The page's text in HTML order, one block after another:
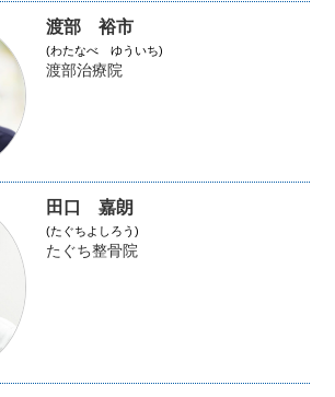
渡部 裕市
(わたなべ ゆういち)
渡部治療院
田口 嘉朗
(たぐちよしろう)
たぐち整骨院